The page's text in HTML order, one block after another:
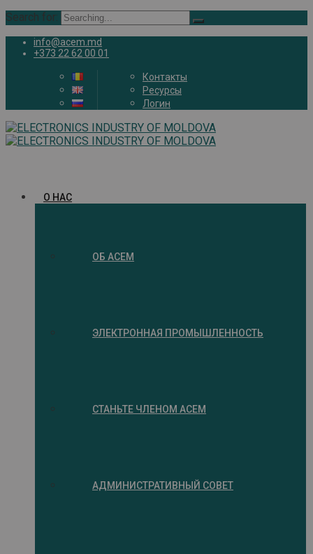
Search for:
info@acem.md
+373 22 62 00 01
Контакты
Ресурсы
Логин
О НАС
ОБ ACEM
ЭЛЕКТРОННАЯ ПРОМЫШЛЕННОСТЬ
СТАНЬТЕ ЧЛЕНОМ ACEM
АДМИНИСТРАТИВНЫЙ СОВЕТ